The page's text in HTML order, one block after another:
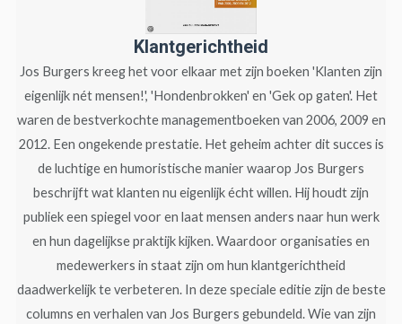
Klantgerichtheid
Jos Burgers kreeg het voor elkaar met zijn boeken 'Klanten zijn
eigenlijk nét mensen!', 'Hondenbrokken' en 'Gek op gaten'. Het
waren de bestverkochte managementboeken van 2006, 2009 en
2012. Een ongekende prestatie. Het geheim achter dit succes is
de luchtige en humoristische manier waarop Jos Burgers
beschrijft wat klanten nu eigenlijk écht willen. Hij houdt zijn
publiek een spiegel voor en laat mensen anders naar hun werk
en hun dagelijkse praktijk kijken. Waardoor organisaties en
medewerkers in staat zijn om hun klantgerichtheid
daadwerkelijk te verbeteren. In deze speciale editie zijn de beste
columns en verhalen van Jos Burgers gebundeld. Wie van zijn